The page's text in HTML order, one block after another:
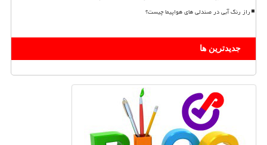
راز رنگ آبی در صندلی های هواپیما چیست؟
جدیدترین ها